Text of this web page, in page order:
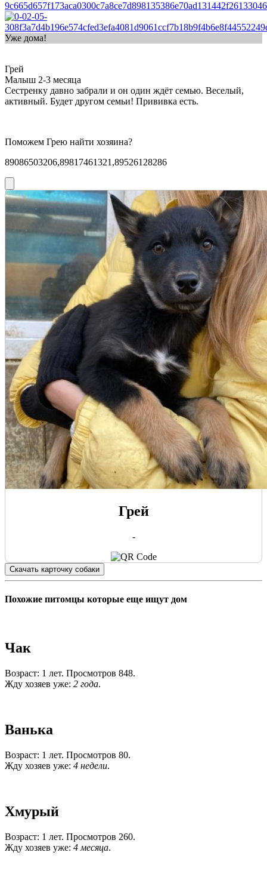
Уже дома!
Грей
Малыш 2-3 месяца
Сестренку давно забрали и он один ждёт семью. Веселый,
активный. Будет другом семьи! Прививка есть.
Поможем Грею найти хозяина?
89086503206,89817461321,89526128286
Грей
-
Скачать карточку собаки
Похожие питомцы которые еще ищут дом
Чак
Возраст: 1 лет. Просмотров 848.
Жду хозяев уже: 2 года.
Ванька
Возраст: 1 лет. Просмотров 80.
Жду хозяев уже: 4 недели.
Хмурый
Возраст: 1 лет. Просмотров 260.
Жду хозяев уже: 4 месяца.